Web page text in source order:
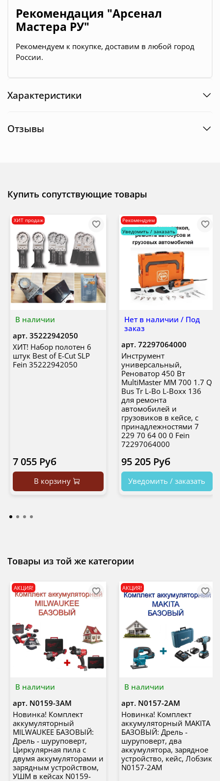
Рекомендация "Арсенал
Мастера РУ"
Рекомендуем к покупке, доставим в любой город
России.
Характеристики
Отзывы
Купить сопутствующие товары
В наличии
ХИТ продаж
арт. 35222942050
ХИТ! Набор полотен 6
штук Best of E-Cut SLP
Fein 35222942050
7 055 Руб
В корзину
Нет в наличии / Под
заказ
Рекомендуем
Уведомить / заказать
арт. 72297064000
Инструмент
универсальный,
Реноватор 450 Вт
MultiMaster MM 700 1.7 Q
Bus Tr L-Bo L-Boxx 136
для ремонта
автомобилей и
грузовиков в кейсе, с
принадлежностями 7
229 70 64 00 0 Fein
72297064000
95 205 Руб
Уведомить / заказать
Товары из той же категории
В наличии
АКЦИЯ!
арт. N0159-3AM
Новинка! Комплект
аккумуляторный
MILWAUKEE БАЗОВЫЙ:
Дрель - шуруповерт,
Циркулярная пила с
двумя аккумуляторами и
зарядным устройством,
УШМ в кейсах N0159-
В наличии
АКЦИЯ!
арт. N0157-2AM
Новинка! Комплект
аккумуляторный MAKITA
БАЗОВЫЙ: Дрель -
шуруповерт, два
аккумулятора, зарядное
устройство, кейс, Лобзик
N0157-2AM